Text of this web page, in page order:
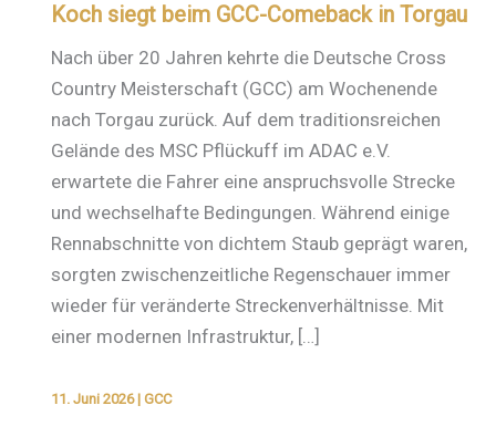
Koch siegt beim GCC-Comeback in Torgau
Nach über 20 Jahren kehrte die Deutsche Cross
Country Meisterschaft (GCC) am Wochenende
nach Torgau zurück. Auf dem traditionsreichen
Gelände des MSC Pflückuff im ADAC e.V.
erwartete die Fahrer eine anspruchsvolle Strecke
und wechselhafte Bedingungen. Während einige
Rennabschnitte von dichtem Staub geprägt waren,
sorgten zwischenzeitliche Regenschauer immer
wieder für veränderte Streckenverhältnisse. Mit
einer modernen Infrastruktur, […]
11. Juni 2026 | GCC